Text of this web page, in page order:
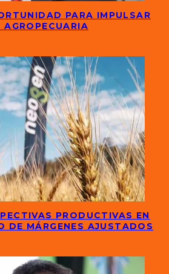
PARA IMPULSAR
AGROPECUARIA
PRODUCTIVAS EN
DE MÁRGENES AJUSTADOS